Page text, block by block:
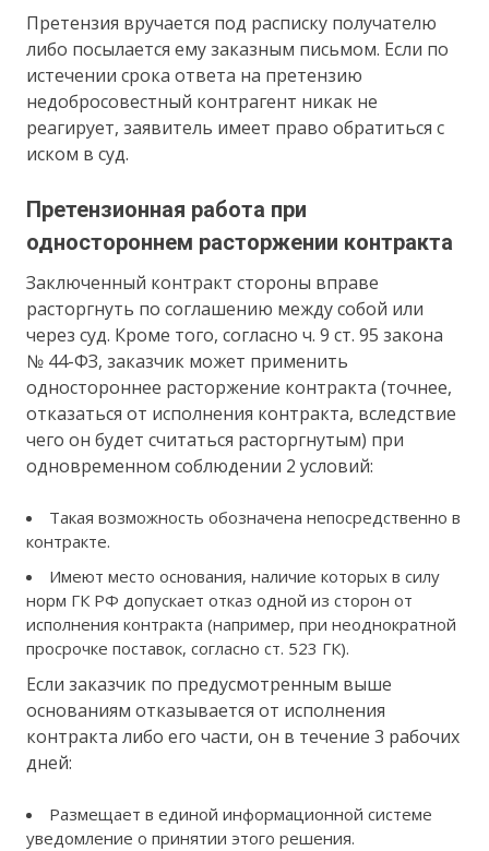
Претензия вручается под расписку получателю
либо посылается ему заказным письмом. Если по
истечении срока ответа на претензию
недобросовестный контрагент никак не
реагирует, заявитель имеет право обратиться с
иском в суд.
Претензионная работа при
одностороннем расторжении контракта
Заключенный контракт стороны вправе
расторгнуть по соглашению между собой или
через суд. Кроме того, согласно ч. 9 ст. 95 закона
№ 44-ФЗ, заказчик может применить
одностороннее расторжение контракта (точнее,
отказаться от исполнения контракта, вследствие
чего он будет считаться расторгнутым) при
одновременном соблюдении 2 условий:
Такая возможность обозначена непосредственно в
контракте.
Имеют место основания, наличие которых в силу
норм ГК РФ допускает отказ одной из сторон от
исполнения контракта (например, при неоднократной
просрочке поставок, согласно ст. 523 ГК).
Если заказчик по предусмотренным выше
основаниям отказывается от исполнения
контракта либо его части, он в течение 3 рабочих
дней:
Размещает в единой информационной системе
уведомление о принятии этого решения.